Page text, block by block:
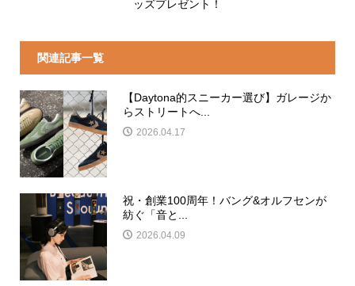
ッズプレゼント！
関連記事一覧
【Daytona的スニーカー選び】ガレージか
らストリートへ...
2026.04.17
祝・創業100周年！バング&オルフセンが
紡ぐ「音と...
2026.04.09